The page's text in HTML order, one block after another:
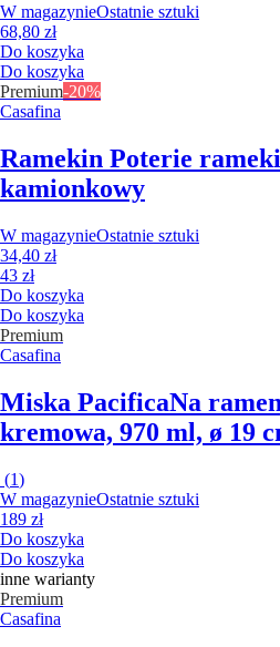
W magazynieOstatnie sztuki
68,80 zł
Do koszyka
Do koszyka
Premium-20%
Casafina
Ramekin Poterie
kamionkowy
W magazynieOstatnie sztuki
34,40 zł
43 zł
Do koszyka
Do koszyka
Premium
Casafina
Miska PacificaNa
kremowa, 970 ml, ø 19
(1)
W magazynieOstatnie sztuki
189 zł
Do koszyka
Do koszyka
inne warianty
Premium
Casafina